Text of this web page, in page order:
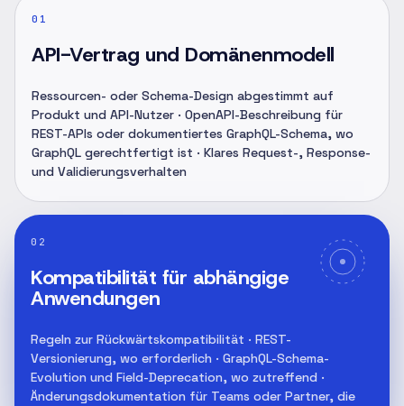
01
API-Vertrag und Domänenmodell
Ressourcen- oder Schema-Design abgestimmt auf
Produkt und API-Nutzer · OpenAPI-Beschreibung für
REST-APIs oder dokumentiertes GraphQL-Schema, wo
GraphQL gerechtfertigt ist · Klares Request-, Response-
und Validierungsverhalten
02
Kompatibilität für abhängige
Anwendungen
Regeln zur Rückwärtskompatibilität · REST-
Versionierung, wo erforderlich · GraphQL-Schema-
Evolution und Field-Deprecation, wo zutreffend ·
Änderungsdokumentation für Teams oder Partner, die